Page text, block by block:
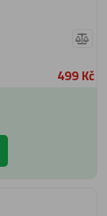
499 Kč